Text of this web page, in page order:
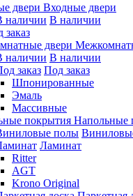
Входные двери
В наличии
заказ
В наличии
Под заказ
Шпонированные
Эмаль
Массивные
Напольные
Ламинат
Ritter
AGT
Krono Original